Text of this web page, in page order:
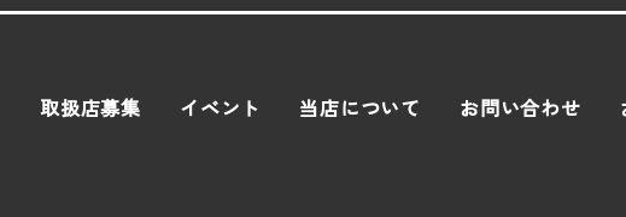
取扱店募集 イベント 当店について お問い合わせ